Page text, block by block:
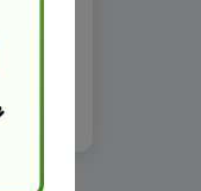
理员
注明